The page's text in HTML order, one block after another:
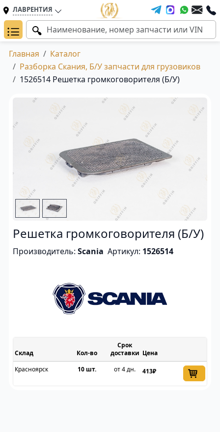
ЛАВРЕНТИЯ
Главная
Каталог
Разборка Скания, Б/У запчасти для грузовиков
1526514 Решетка громкоговорителя (Б/У)
Решетка громкоговорителя (Б/У)
Производитель: Scania Артикул: 1526514
Склад
Срок
доставки Цена
Красноярск
10 шт. от 4 дн. 413₽